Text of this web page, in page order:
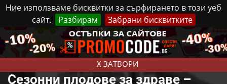
Ние използваме бисквитки за сърфирането в този уеб
сайт.
Разбирам Забрани бисквитките
X ЗАТВОРИ
Четвъртък, 6 Август, 2026 Реклама Контакти
Сезонни плодове за здраве –